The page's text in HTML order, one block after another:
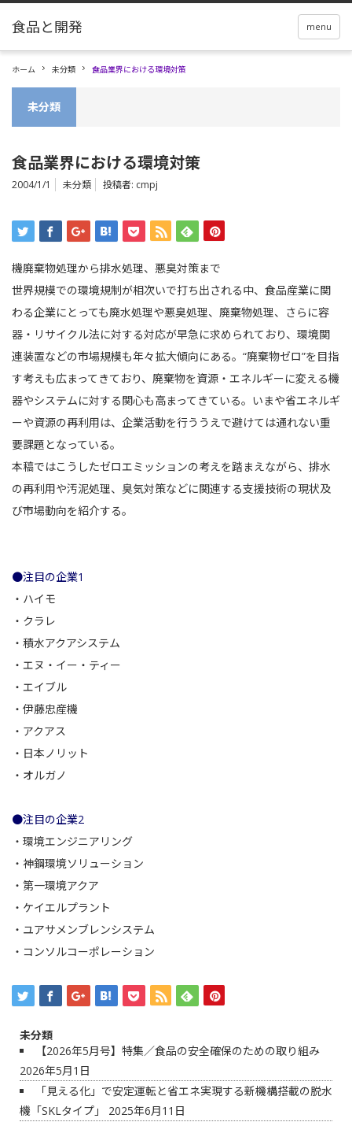
menu
ホーム 未分類 食品業界における環境対策
未分類
食品業界における環境対策
2004/1/1 未分類 投稿者: cmpj
機廃棄物処理から排水処理、悪臭対策まで
世界規模での環境規制が相次いで打ち出される中、食品産業に関
わる企業にとっても廃水処理や悪臭処理、廃棄物処理、さらに容
器・リサイクル法に対する対応が早急に求められており、環境関
連装置などの市場規模も年々拡大傾向にある。“廃棄物ゼロ”を目指
す考えも広まってきており、廃棄物を資源・エネルギーに変える機
器やシステムに対する関心も高まってきている。いまや省エネルギ
ーや資源の再利用は、企業活動を行ううえで避けては通れない重
要課題となっている。
本稿ではこうしたゼロエミッションの考えを踏まえながら、排水
の再利用や汚泥処理、臭気対策などに関連する支援技術の現状及
び市場動向を紹介する。
●注目の企業1
・ ハイモ
・ クラレ
・ 積水アクアシステム
・エヌ・イー・ティー
・ エイブル
・ 伊藤忠産機
・ アクアス
・ 日本ノリット
・ オルガノ
●注目の企業2
・ 環境エンジニアリング
・ 神鋼環境ソリューション
・ 第一環境アクア
・ ケイエルプラント
・ ユアサメンブレンシステム
・ コンソルコーポレーション
未分類
【2026年5月号】特集／食品の安全確保のための取り組み
2026年5月1日
「見える化」で安定運転と省エネ実現する新機構搭載の脱水
機「SKLタイプ」
2025年6月11日